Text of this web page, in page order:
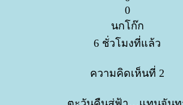
0
นกโก๊ก
6 ชั่วโมงที่แล้ว
ความคิดเห็นที่ 2